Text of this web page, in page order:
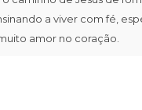
a viver com fé,
amor no coração.